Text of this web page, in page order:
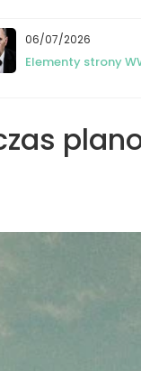
06/07/2026
Elementy strony